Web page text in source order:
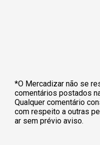
*O Mercadizar não se
comentários postados
Qualquer comentário
com respeito a outras
ar sem prévio aviso.